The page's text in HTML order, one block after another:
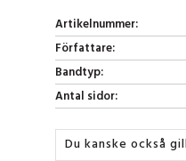
Artikelnummer:
Författare:
Bandtyp:
Antal sidor:
Du kanske också